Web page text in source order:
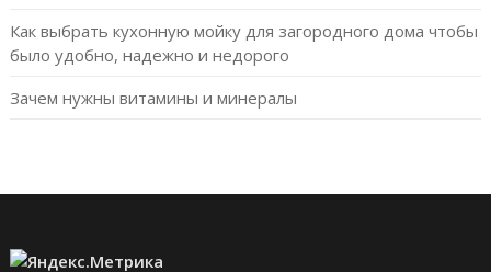
Как выбрать кухонную мойку для загородного дома чтобы
было удобно, надежно и недорого
Зачем нужны витамины и минералы